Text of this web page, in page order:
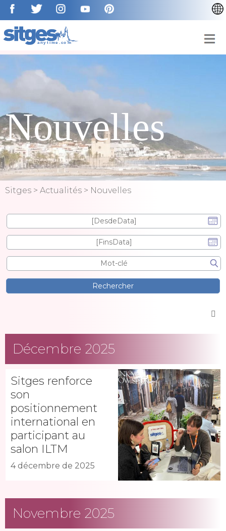
CATALÀ
Nouvelles
Sitges > Actualités > Nouvelles
Décembre 2025
Sitges renforce
son
positionnement
international en
participant au
salon ILTM
4 décembre de 2025
Novembre 2025